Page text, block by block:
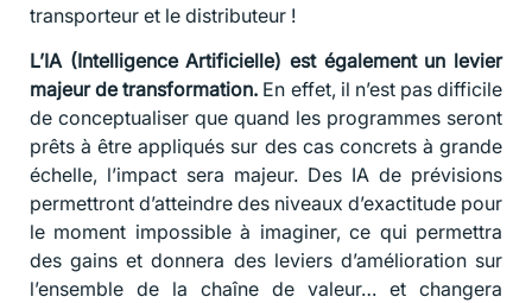
transporteur et le distributeur !
L’IA (Intelligence Artificielle) est également un levier
majeur de transformation. En effet, il n’est pas difficile
de conceptualiser que quand les programmes seront
prêts à être appliqués sur des cas concrets à grande
échelle, l’impact sera majeur. Des IA de prévisions
permettront d’atteindre des niveaux d’exactitude pour
le moment impossible à imaginer, ce qui permettra
des gains et donnera des leviers d’amélioration sur
l’ensemble de la chaîne de valeur… et changera